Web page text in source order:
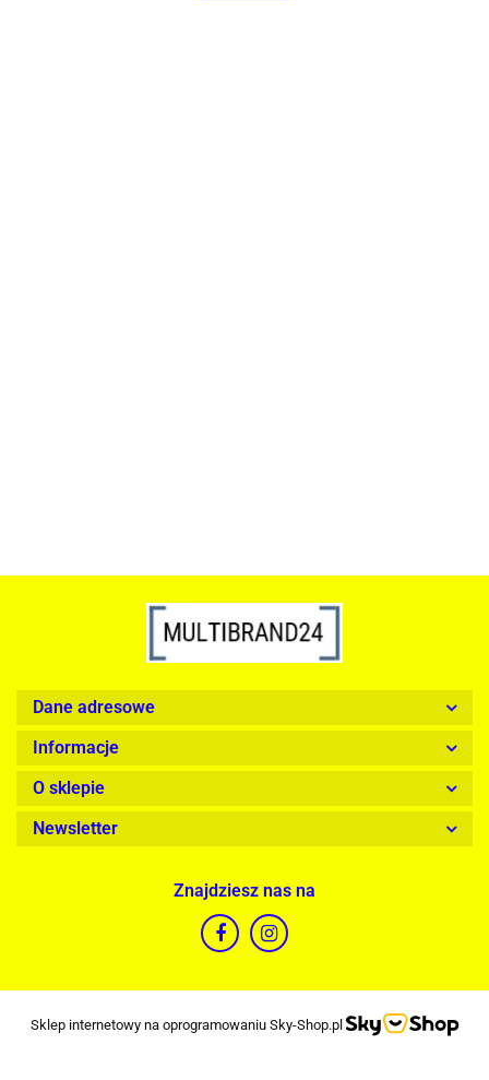
Dane adresowe
Informacje
O sklepie
Newsletter
Znajdziesz nas na
Sklep internetowy na oprogramowaniu Sky-Shop.pl